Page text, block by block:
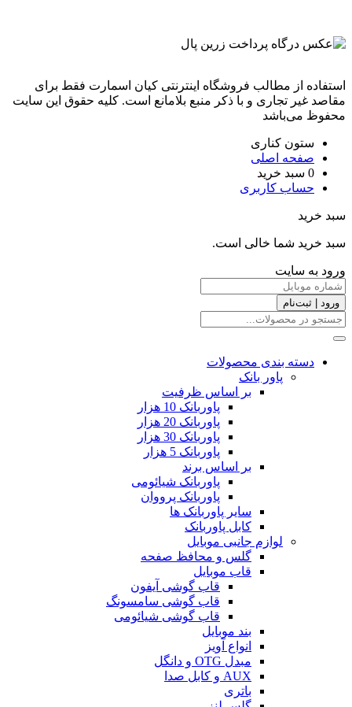
از مطالب فروشگاه اینترنتی کیان اسمارت فقط برای
غیر تجاری و با ذکر منبع بلامانع است. کليه حقوق اين سايت
می‌باشد
ستون کناری
صفحه اصلی
سبد خرید
حساب کاربری
خرید
خرید شما خالی است.
به سایت
| ثبت‌نام
دسته بندی محصولات
پاور بانک
بر اساس ظرفیت
پاوربانک 10 هزار
پاوربانک 20 هزار
پاوربانک 30 هزار
پاوربانک 5 هزار
بر اساس برند
پاوربانک شیائومی
پاوربانک پرووان
سایر پاوربانک ها
کابل پاوربانک
لوازم جانبی موبایل
گلس و محافظ صفحه
قاب موبایل
قاب گوشی آیفون
قاب گوشی سامسونگ
قاب گوشی شیائومی
بند موبایل
انواع آویز
مبدل OTG و دانگل
AUX و کابل صدا
باتری